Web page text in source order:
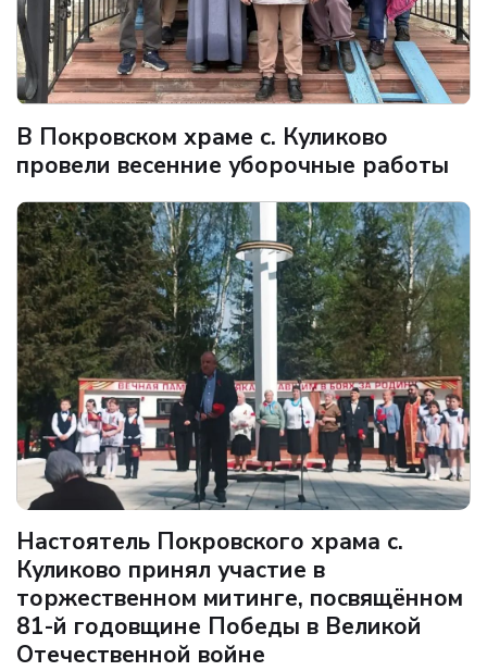
В Покровском храме с. Куликово
провели весенние уборочные работы
Настоятель Покровского храма с.
Куликово принял участие в
торжественном митинге, посвящённом
81-й годовщине Победы в Великой
Отечественной войне